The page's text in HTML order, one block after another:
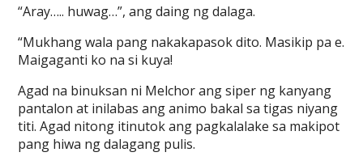
“Aray….. huwag…”, ang daing ng dalaga.
“Mukhang wala pang nakakapasok dito. Masikip pa e.
Maigaganti ko na si kuya!
Agad na binuksan ni Melchor ang siper ng kanyang
pantalon at inilabas ang animo bakal sa tigas niyang
titi. Agad nitong itinutok ang pagkalalake sa makipot
pang hiwa ng dalagang pulis.